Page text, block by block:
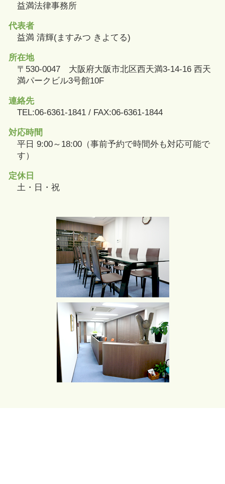
益満法律事務所
代表者
益満 清輝(ますみつ きよてる)
所在地
〒530-0047 大阪府大阪市北区西天満3-14-16 西天
満パークビル3号館10F
連絡先
TEL:06-6361-1841 / FAX:06-6361-1844
対応時間
平日 9:00～18:00（事前予約で時間外も対応可能で
す）
定休日
土・日・祝